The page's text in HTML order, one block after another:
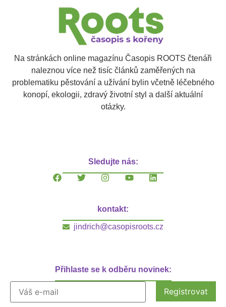
Na stránkách online magazínu Časopis ROOTS čtenáři
naleznou více než tisíc článků zaměřených na
problematiku pěstování a užívání bylin včetně léčebného
konopí, ekologii, zdravý životní styl a další aktuální
otázky.
Sledujte nás:
kontakt:
jindrich@casopisroots.cz
Přihlaste se k odběru novinek: